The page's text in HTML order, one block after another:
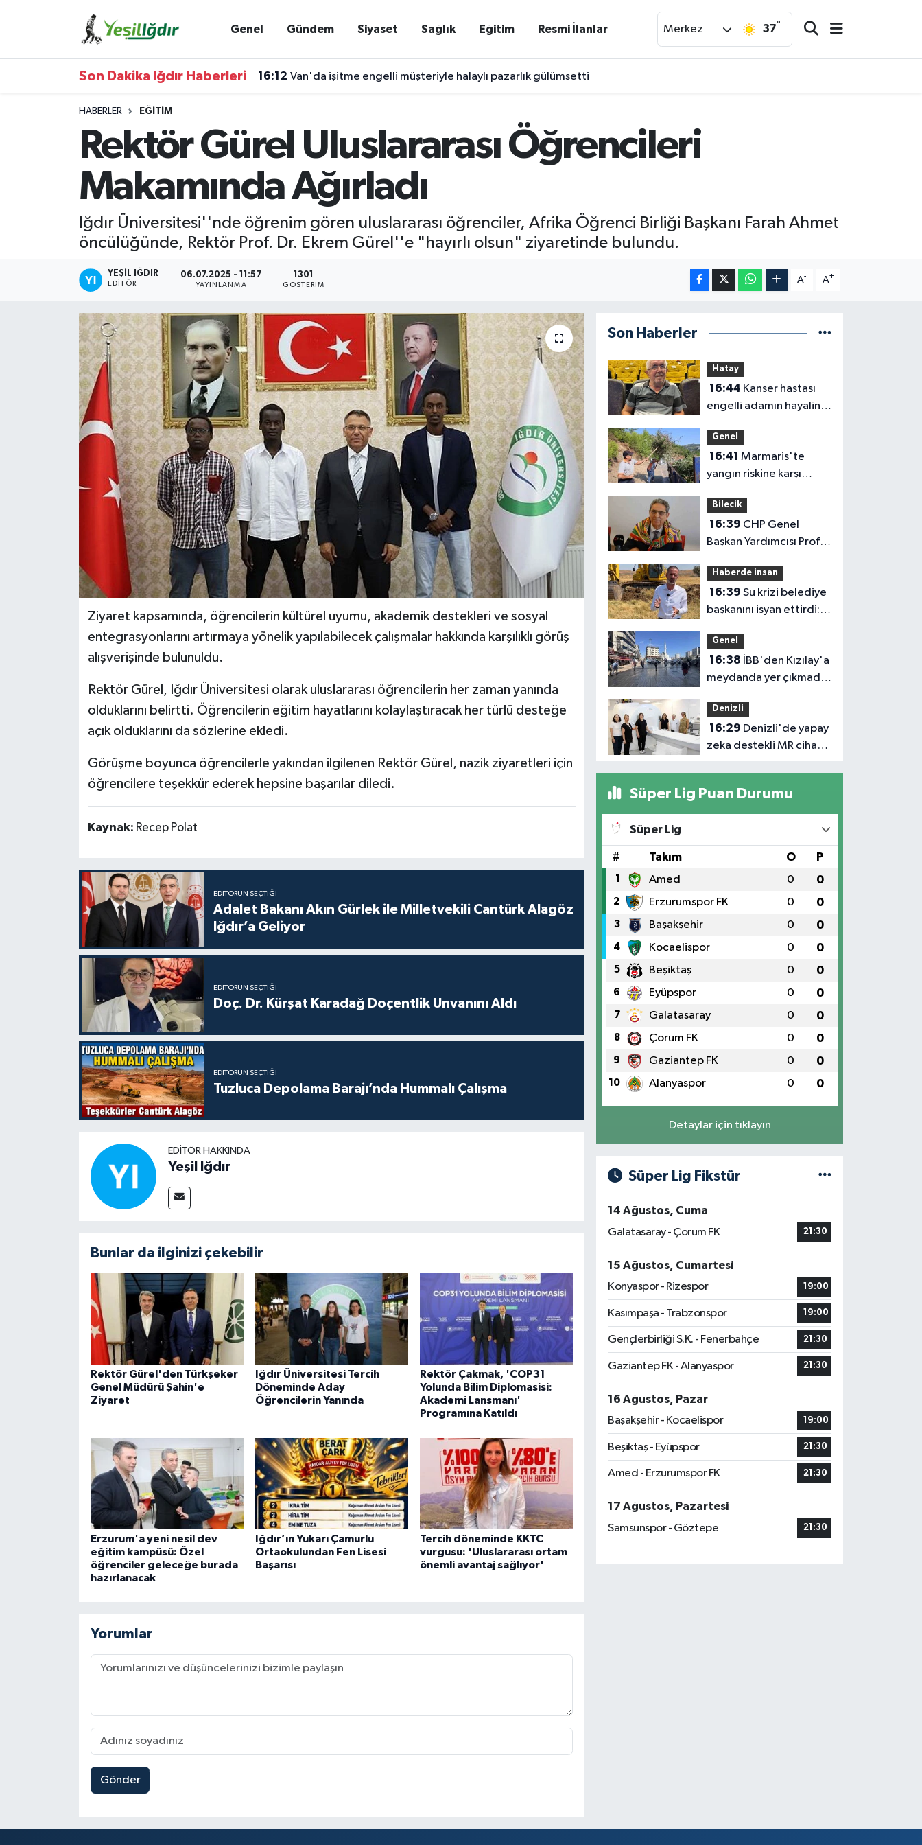
Genel Gündem Siyaset Sağlık Eğitim Resmi İlanlar Merkez 37°
Son Dakika Iğdır Haberleri 16:12 Van'da işitme engelli müşteriyle halaylı pazarlık gülümsetti
HABERLER EĞITIM
Rektör Gürel Uluslararası Öğrencileri
Makamında Ağırladı
Iğdır Üniversitesi''nde öğrenim gören uluslararası öğrenciler, Afrika Öğrenci Birliği Başkanı Farah Ahmet
öncülüğünde, Rektör Prof. Dr. Ekrem Gürel''e "hayırlı olsun" ziyaretinde bulundu.
YEŞIL IĞDIR
EDITÖR
06.07.2025 - 11:57
YAYINLANMA
1301
GÖSTERIM
A- A+
Ziyaret kapsamında, öğrencilerin kültürel uyumu, akademik destekleri ve sosyal
entegrasyonlarını artırmaya yönelik yapılabilecek çalışmalar hakkında karşılıklı görüş
alışverişinde bulunuldu.
Rektör Gürel, Iğdır Üniversitesi olarak uluslararası öğrencilerin her zaman yanında
olduklarını belirtti. Öğrencilerin eğitim hayatlarını kolaylaştıracak her türlü desteğe
açık olduklarını da sözlerine ekledi.
Görüşme boyunca öğrencilerle yakından ilgilenen Rektör Gürel, nazik ziyaretleri için
öğrencilere teşekkür ederek hepsine başarılar diledi.
Kaynak: Recep Polat
EDITÖRÜN SEÇTIĞI
Adalet Bakanı Akın Gürlek ile Milletvekili Cantürk Alagöz
Iğdır’a Geliyor
EDITÖRÜN SEÇTIĞI
Doç. Dr. Kürşat Karadağ Doçentlik Unvanını Aldı
EDITÖRÜN SEÇTIĞI
Tuzluca Depolama Barajı’nda Hummalı Çalışma
EDITÖR HAKKINDA
Yeşil Iğdır
Bunlar da ilginizi çekebilir
Rektör Gürel'den Türkşeker
Genel Müdürü Şahin'e
Ziyaret
Iğdır Üniversitesi Tercih
Döneminde Aday
Öğrencilerin Yanında
Rektör Çakmak, 'COP31
Yolunda Bilim Diplomasisi:
Akademi Lansmanı'
Programına Katıldı
Erzurum'a yeni nesil dev
eğitim kampüsü: Özel
öğrenciler geleceğe burada
hazırlanacak
Iğdır’ın Yukarı Çamurlu
Ortaokulundan Fen Lisesi
Başarısı
Tercih döneminde KKTC
vurgusu: 'Uluslararası ortam
önemli avantaj sağlıyor'
Yorumlar
Gönder
Son Haberler
Hatay
16:44
engelli adamın hayalini
bile kuramadığı evine
kavuşunca döktüğü
gözyaşı duygulandırdı
Genel
16:41
yangın riskine karşı
kapsamlı temizlik
Bilecik
16:39
Başkan Yardımcısı Prof.
Dr. Ali Rıza Erbay, 'CHP
üyesi olmak inanç ister,
emek ister, yürek ister'
Haberde insan
16:39
başkanını isyan ettirdi:
Faturasını ödemeyen
vatandaşlara böyle
seslendi
Genel
16:38
meydanda yer çıkmadı,
Bahçelievler Belediyesi
yer tahsis etti
Denizli
16:29
zeka destekli MR cihazı
hizmete girdi
Süper Lig Puan Durumu
Süper Lig
# Takım O P
1 Amed 0 0
2 Erzurumspor FK 0 0
3 Başakşehir 0 0
4 Kocaelispor 0 0
5 Beşiktaş 0 0
6 Eyüpspor 0 0
7 Galatasaray 0 0
8 Çorum FK 0 0
9 Gaziantep FK 0 0
10 Alanyaspor 0 0
Detaylar için tıklayın
Süper Lig Fikstür
14 Ağustos, Cuma
Galatasaray - Çorum FK
21:30
15 Ağustos, Cumartesi
Konyaspor - Rizespor
19:00
Kasımpaşa - Trabzonspor 19:00
Gençlerbirliği S.K. - Fenerbahçe 21:30
Gaziantep FK - Alanyaspor 21:30
16 Ağustos, Pazar
Başakşehir - Kocaelispor
19:00
Beşiktaş - Eyüpspor 21:30
Amed - Erzurumspor FK 21:30
17 Ağustos, Pazartesi
Samsunspor - Göztepe
21:30
Iğdır Trafik Yoğunluk Haritası
Süper Lig Puan Durumu ve Fikstür
Tüm Manşetler